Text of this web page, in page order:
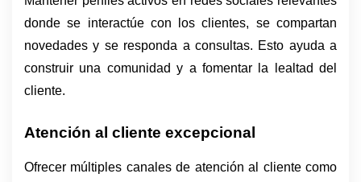
donde se interactúe con los clientes, se compartan
novedades y se responda a consultas. Esto ayuda a
construir una comunidad y a fomentar la lealtad del
cliente.
Atención al cliente excepcional
Ofrecer múltiples canales de atención al cliente como